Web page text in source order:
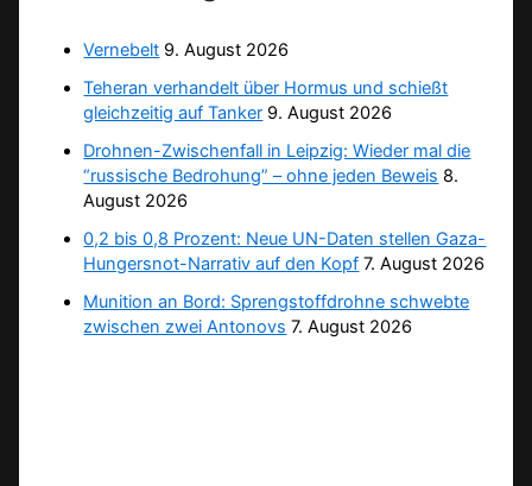
Vernebelt 9. August 2026
Teheran verhandelt über Hormus und schießt
gleichzeitig auf Tanker 9. August 2026
Drohnen-Zwischenfall in Leipzig: Wieder mal die
“russische Bedrohung” – ohne jeden Beweis 8.
August 2026
0,2 bis 0,8 Prozent: Neue UN-Daten stellen Gaza-
Hungersnot-Narrativ auf den Kopf 7. August 2026
Munition an Bord: Sprengstoffdrohne schwebte
zwischen zwei Antonovs 7. August 2026